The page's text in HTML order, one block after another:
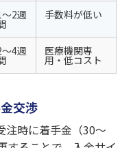
〜2週 手数料が低い
〜4週 医療機関専
用・低コスト
交渉
注時に着手金（30〜